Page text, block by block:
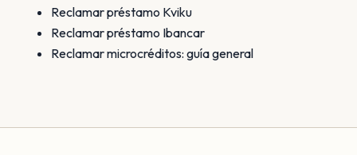
Reclamar préstamo Kviku
Reclamar préstamo Ibancar
Reclamar microcréditos: guía general